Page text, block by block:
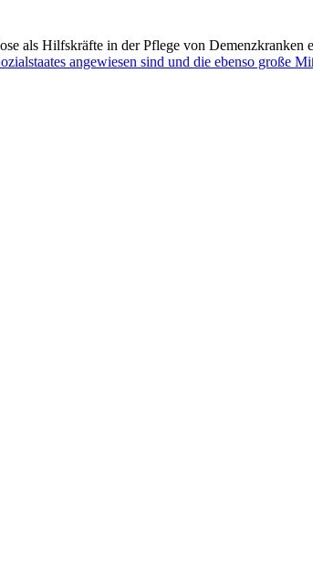
als Hilfskräfte in der Pflege von
angewiesen sind und die ebenso große